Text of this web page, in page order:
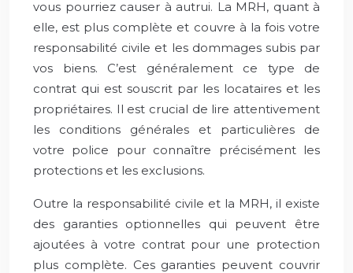
vous pourriez causer à autrui. La MRH, quant à
elle, est plus complète et couvre à la fois votre
responsabilité civile et les dommages subis par
vos biens. C’est généralement ce type de
contrat qui est souscrit par les locataires et les
propriétaires. Il est crucial de lire attentivement
les conditions générales et particulières de
votre police pour connaître précisément les
protections et les exclusions.
Outre la responsabilité civile et la MRH, il existe
des garanties optionnelles qui peuvent être
ajoutées à votre contrat pour une protection
plus complète. Ces garanties peuvent couvrir